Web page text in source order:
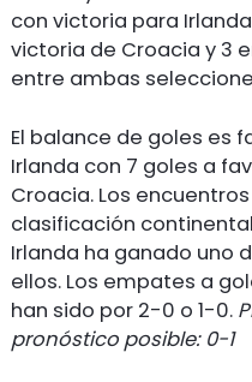
con victoria para
victoria de Croacia y 3
entre ambas
El balance de goles es
Irlanda con 7 goles a
Croacia. Los
clasificación
Irlanda ha ganado uno
ellos. Los empates a
han sido por 2-0 o 1-0.
pronóstico posible: 0-1